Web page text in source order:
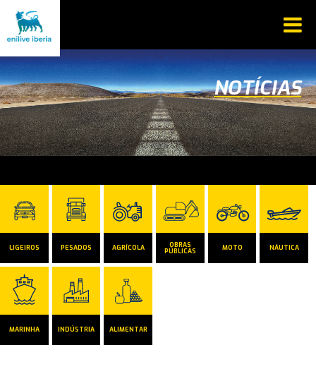
NOTÍCIAS
LIGEIROS PESADOS AGRÍCOLA OBRAS
PÚBLICAS MOTO NÁUTICA
MARINHA INDÚSTRIA ALIMENTAR